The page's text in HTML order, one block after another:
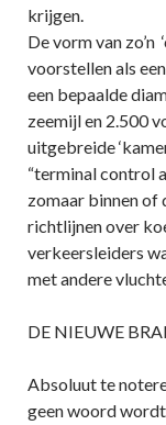
krijgen.
De vorm van zo’n
voorstellen als
een bepaalde
zeemijl en 2.500
uitgebreide
“terminal control
zomaar binnen
richtlijnen over
verkeersleiders
met andere
DE NIEUWE
Absoluut te
geen woord